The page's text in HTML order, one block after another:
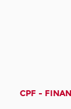
CPF -